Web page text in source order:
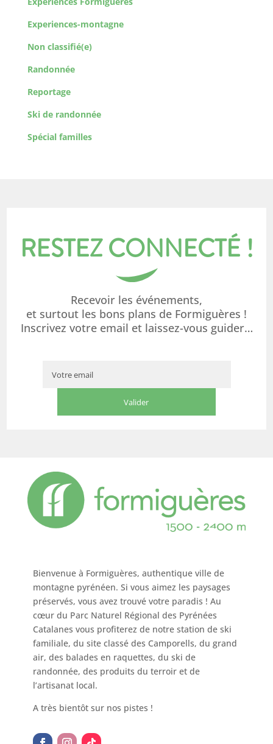
Experiences-montagne
Non classifié(e)
Randonnée
Reportage
Ski de randonnée
Spécial familles
RESTEZ CONNECTÉ !
Recevoir les événements,
et surtout les bons plans de Formiguères !
Inscrivez votre email et laissez-vous guider…
Bienvenue à Formiguères, authentique ville de
montagne pyrénéen. Si vous aimez les paysages
préservés, vous avez trouvé votre paradis ! Au
cœur du Parc Naturel Régional des Pyrénées
Catalanes vous profiterez de notre station de ski
familiale, du site classé des Camporells, du grand
air, des balades en raquettes, du ski de
randonnée, des produits du terroir et de
l’artisanat local.
A très bientôt sur nos pistes !